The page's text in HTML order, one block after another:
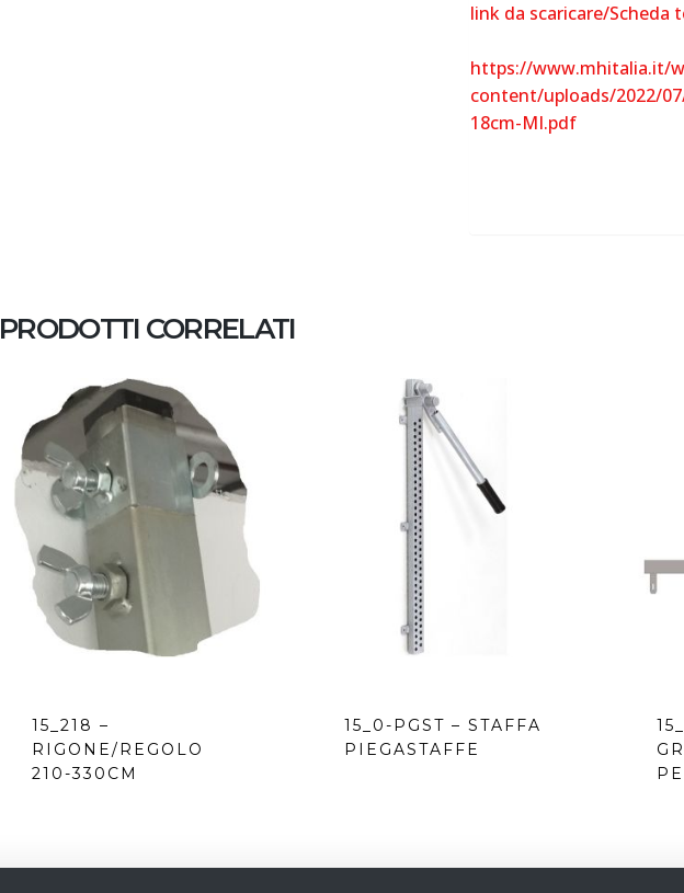
link da scaricare/Scheda
https://www.mhitalia.it/
content/uploads/2022/
18cm-MI.pdf
PRODOTTI CORRELATI
15_218 –
RIGONE/REGOLO
210-330CM
15_0-PGST – STAFFA
PIEGASTAFFE